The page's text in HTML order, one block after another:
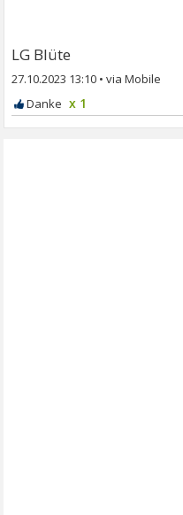
LG Blüte
27.10.2023 13:10 •
x 1